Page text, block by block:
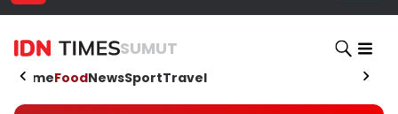
SUMUT
HomeFoodNewsSportTravel